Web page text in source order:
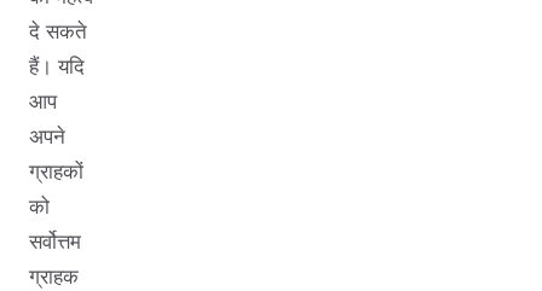
दे सकते
हैं। यदि
आप
अपने
ग्राहकों
को
सर्वोत्तम
ग्राहक